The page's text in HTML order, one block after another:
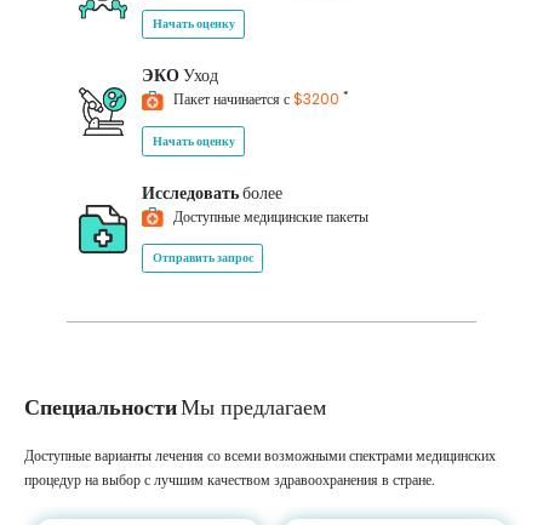
Начать оценку
ЭКОУход
Пакет начинается с$3200 *
Начать оценку
Исследоватьболее
Доступные медицинские пакеты
Отправить запрос
СпециальностиМы предлагаем
Доступные варианты лечения со всеми возможными спектрами медицинских
процедур на выбор с лучшим качеством здравоохранения в стране.